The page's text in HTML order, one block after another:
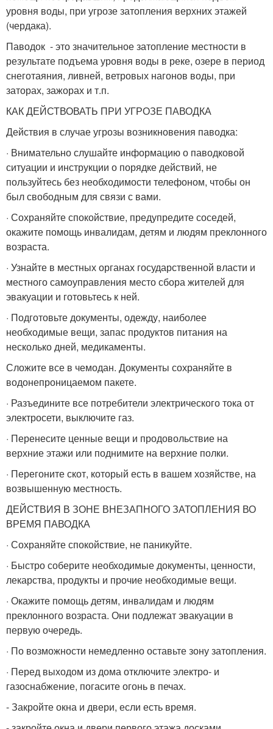
уровня воды, при угрозе затопления верхних этажей
(чердака).
Паводок - это значительное затопление местности в
результате подъема уровня воды в реке, озере в период
снеготаяния, ливней, ветровых нагонов воды, при
заторах, зажорах и т.п.
КАК ДЕЙСТВОВАТЬ ПРИ УГРОЗЕ ПАВОДКА
Действия в случае угрозы возникновения паводка:
· Внимательно слушайте информацию о паводковой
ситуации и инструкции о порядке действий, не
пользуйтесь без необходимости телефоном, чтобы он
был свободным для связи с вами.
· Сохраняйте спокойствие, предупредите соседей,
окажите помощь инвалидам, детям и людям преклонного
возраста.
· Узнайте в местных органах государственной власти и
местного самоуправления место сбора жителей для
эвакуации и готовьтесь к ней.
· Подготовьте документы, одежду, наиболее
необходимые вещи, запас продуктов питания на
несколько дней, медикаменты.
Сложите все в чемодан. Документы сохраняйте в
водонепроницаемом пакете.
· Разъедините все потребители электрического тока от
электросети, выключите газ.
· Перенесите ценные вещи и продовольствие на
верхние этажи или поднимите на верхние полки.
· Перегоните скот, который есть в вашем хозяйстве, на
возвышенную местность.
ДЕЙСТВИЯ В ЗОНЕ ВНЕЗАПНОГО ЗАТОПЛЕНИЯ ВО
ВРЕМЯ ПАВОДКА
· Сохраняйте спокойствие, не паникуйте.
· Быстро соберите необходимые документы, ценности,
лекарства, продукты и прочие необходимые вещи.
· Окажите помощь детям, инвалидам и людям
преклонного возраста. Они подлежат эвакуации в
первую очередь.
· По возможности немедленно оставьте зону затопления.
· Перед выходом из дома отключите электро- и
газоснабжение, погасите огонь в печах.
- Закройте окна и двери, если есть время.